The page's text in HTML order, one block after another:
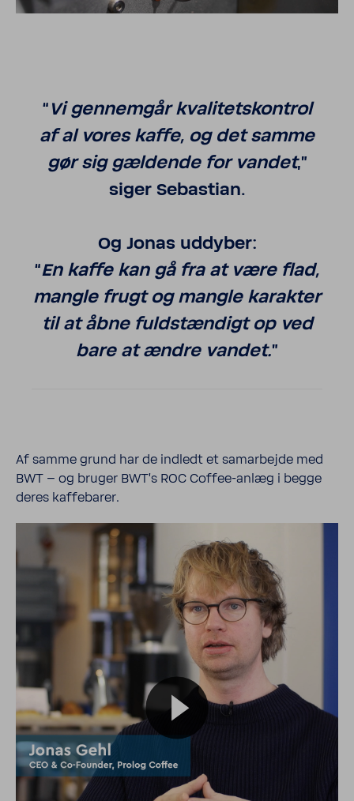
“ Vi gennemgår kvali­tets­kon­trol
af al vores kaffe, og det samme
gør sig gældende for vandet,”
siger Seba­stian.
Og Jonas uddyber:
“En kaffe kan gå fra at være flad,
mangle frugt og mangle karakter
til at åbne fuld­stæn­digt op ved
bare at ændre vandet.”
Af samme grund har de indledt et samar­bejde med
BWT – og bruger BWT’s ROC Coffee-​anlæg i begge
deres kaffe­barer.